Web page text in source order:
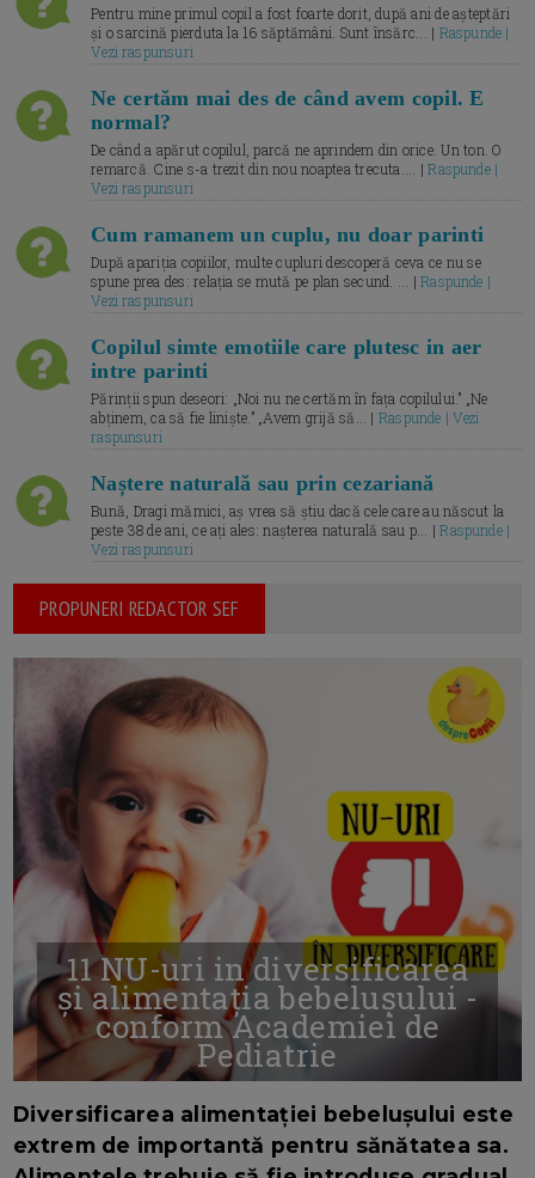
Pentru mine primul copil a fost foarte dorit, după ani de așteptări
și o sarcină pierduta la 16 săptămâni. Sunt însărc... | Raspunde |
Vezi raspunsuri
Ne certăm mai des de când avem copil. E
normal?
De când a apărut copilul, parcă ne aprindem din orice. Un ton. O
remarcă. Cine s-a trezit din nou noaptea trecuta.... |Raspunde |
Vezi raspunsuri
Cum ramanem un cuplu, nu doar parinti
După apariția copiilor, multe cupluri descoperă ceva ce nu se
spune prea des: relația se mută pe plan secund. ... |Raspunde |
Vezi raspunsuri
Copilul simte emotiile care plutesc in aer
intre parinti
Părinții spun deseori: „Noi nu ne certăm în fața copilului.” „Ne
abținem, ca să fie liniște.” „Avem grijă să... | Raspunde | Vezi
raspunsuri
Naștere naturală sau prin cezariană
Bună, Dragi mămici, aș vrea să știu dacă cele care au născut la
peste 38 de ani, ce ați ales: nașterea naturală sau p... |Raspunde |
Vezi raspunsuri
PROPUNERI REDACTOR SEF
11 NU-uri in diversificarea
și alimentația bebelușului -
conform Academiei de
Pediatrie
Diversificarea alimentației bebelușului este
extrem de importantă pentru sănătatea sa.